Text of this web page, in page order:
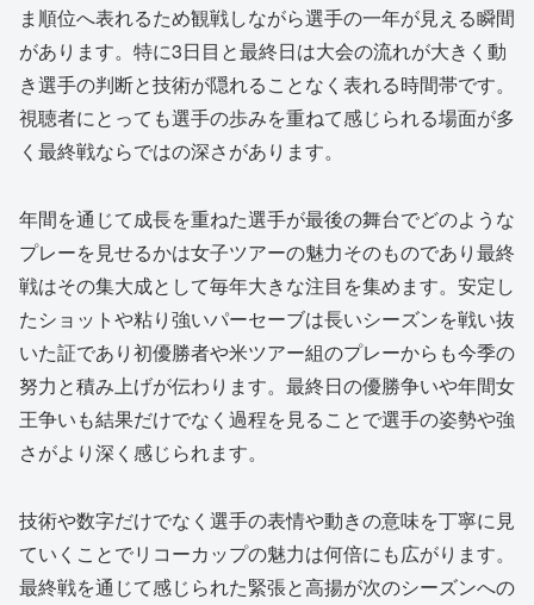
ま順位へ表れるため観戦しながら選手の一年が見える瞬間
があります。特に3日目と最終日は大会の流れが大きく動
き選手の判断と技術が隠れることなく表れる時間帯です。
視聴者にとっても選手の歩みを重ねて感じられる場面が多
く最終戦ならではの深さがあります。
年間を通じて成長を重ねた選手が最後の舞台でどのような
プレーを見せるかは女子ツアーの魅力そのものであり最終
戦はその集大成として毎年大きな注目を集めます。安定し
たショットや粘り強いパーセーブは長いシーズンを戦い抜
いた証であり初優勝者や米ツアー組のプレーからも今季の
努力と積み上げが伝わります。最終日の優勝争いや年間女
王争いも結果だけでなく過程を見ることで選手の姿勢や強
さがより深く感じられます。
技術や数字だけでなく選手の表情や動きの意味を丁寧に見
ていくことでリコーカップの魅力は何倍にも広がります。
最終戦を通じて感じられた緊張と高揚が次のシーズンへの